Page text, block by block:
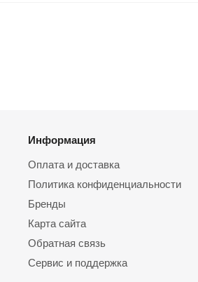
Информация
Оплата и доставка
Политика конфиденциальности
Бренды
Карта сайта
Обратная связь
Сервис и поддержка